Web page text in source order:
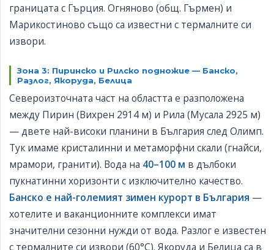
границата с Гърция. Огняново (общ. Гърмен) и
Марикостиново също са известни с термалните си
извори.
Зона 3: Пиринско и Рилско подножие — Банско,
Разлог, Якоруда, Белица
Североизточната част на областта е разположена
между Пирин (Вихрен 2914 м) и Рила (Мусала 2925 м)
— двете най-високи планини в България след Олимп.
Тук имаме кристалинни и метаморфни скали (гнайси,
мрамори, гранити). Вода на 40–100 м в дълбоки
пукнатинни хоризонти с изключително качество.
Банско е най-големият зимен курорт в България —
хотелите и ваканционните комплекси имат
значителни сезонни нужди от вода. Разлог е известен
с термалните си извори (60°C). Якоруда и Белица са в